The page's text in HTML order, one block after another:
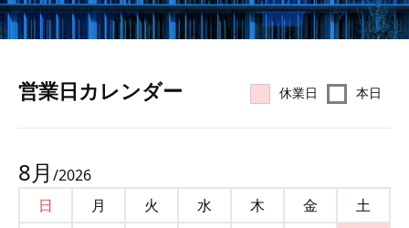
営業⽇カレンダー 休業日 本日
8月 /2026
日
月 火 水 木 金
土